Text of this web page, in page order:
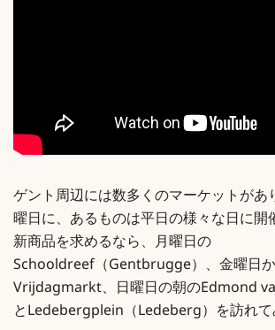
ゲント周辺には数多くのマーケットがあ
曜日に、あるものは平日の様々な日に開
新商品を求めるなら、月曜日の
Schooldreef（Gentbrugge）、金曜日
Vrijdagmarkt、日曜日の朝のEdmond
とLedebergplein（Ledeberg）を訪れて